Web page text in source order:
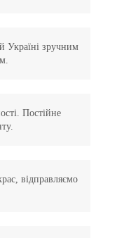
Україні зручним
Постійне
відправляємо